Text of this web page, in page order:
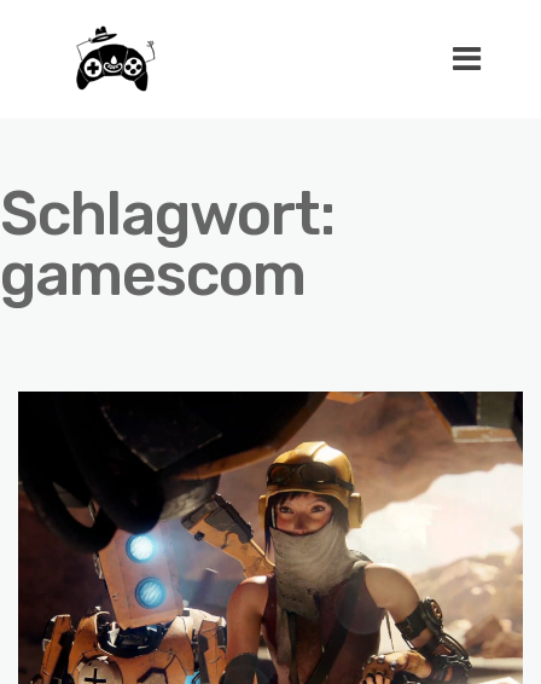
Schlagwort:
gamescom